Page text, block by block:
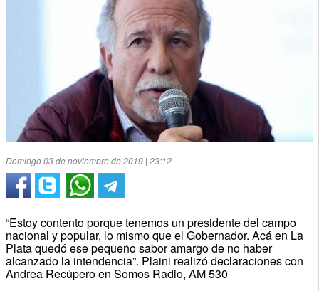
Domingo 03 de noviembre de 2019 | 23:12
“Estoy contento porque tenemos un presidente del campo
nacional y popular, lo mismo que el Gobernador. Acá en La
Plata quedó ese pequeño sabor amargo de no haber
alcanzado la intendencia”. Plaini realizó declaraciones con
Andrea Recúpero en Somos Radio, AM 530